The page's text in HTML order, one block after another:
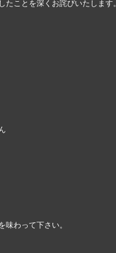
ことを深くお詫びいたします。
味わって下さい。